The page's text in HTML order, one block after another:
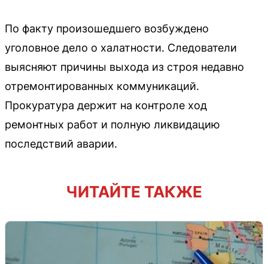
По факту произошедшего возбуждено
уголовное дело о халатности. Следователи
выясняют причины выхода из строя недавно
отремонтированных коммуникаций.
Прокуратура держит на контроле ход
ремонтных работ и полную ликвидацию
последствий аварии.
ЧИТАЙТЕ ТАКЖЕ